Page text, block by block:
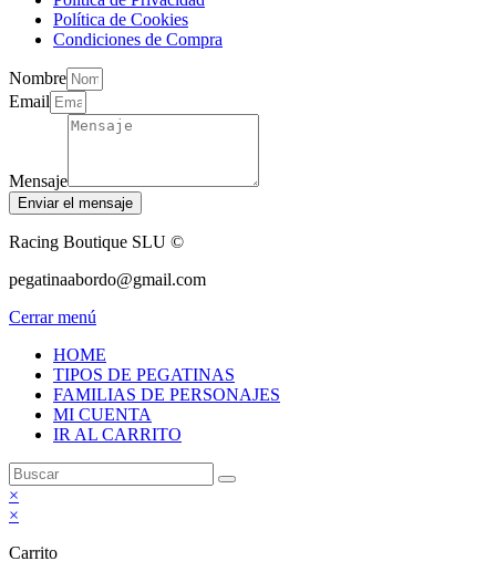
Política de Cookies
Condiciones de Compra
Nombre
Email
Mensaje
Enviar el mensaje
Racing Boutique SLU ©
pegatinaabordo@gmail.com
Cerrar menú
HOME
TIPOS DE PEGATINAS
FAMILIAS DE PERSONAJES
MI CUENTA
IR AL CARRITO
×
×
Carrito